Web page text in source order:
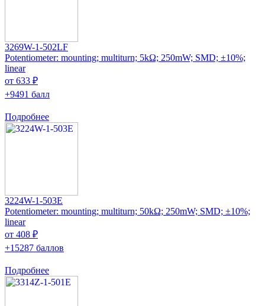
3269W-1-502LF
Potentiometer: mounting; multiturn; 5kΩ; 250mW; SMD; ±10%;
linear
от 633 ₽
+9491 балл
Подробнее
3224W-1-503E
Potentiometer: mounting; multiturn; 50kΩ; 250mW; SMD; ±10%;
linear
от 408 ₽
+15287 баллов
Подробнее